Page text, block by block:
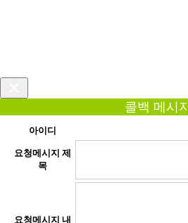
콜백 메시지
아이디
요청메시지 제
목
요청메시지 내